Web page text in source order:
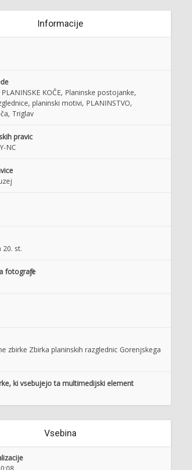
Informacije
PLANINSKE KOČE, Planinske postojanke,
planinski motivi, PLANINSTVO,
Triglav
pravic
NC
20. st.
fotografije
zbirke Zbirka planinskih razglednic Gorenjskega
ki vsebujejo ta multimedijski element
Vsebina